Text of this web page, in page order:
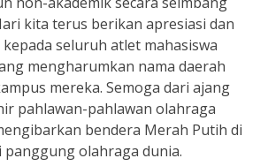
kita terus berikan apresiasi dan
seluruh atlet mahasiswa
mengharumkan nama daerah
mereka. Semoga dari ajang
pahlawan-pahlawan olahraga
bendera Merah Putih di
olahraga dunia.